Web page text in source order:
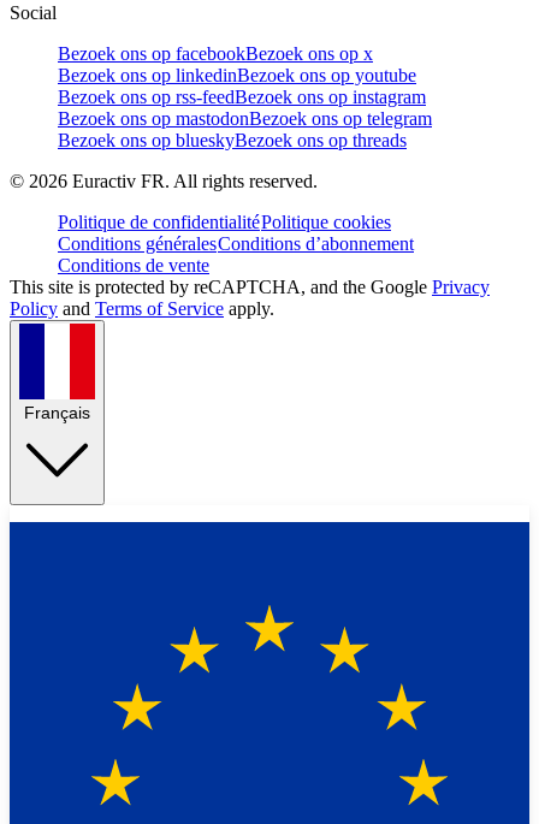
Social
Bezoek ons op facebookBezoek ons op x
Bezoek ons op linkedinBezoek ons op youtube
Bezoek ons op rss-feedBezoek ons op instagram
Bezoek ons op mastodonBezoek ons op telegram
Bezoek ons op blueskyBezoek ons op threads
© 2026 Euractiv FR. All rights reserved.
Politique de confidentialitéPolitique cookies
Conditions généralesConditions d’abonnement
Conditions de vente
This site is protected by reCAPTCHA, and the Google Privacy
Policy and Terms of Service apply.
Français